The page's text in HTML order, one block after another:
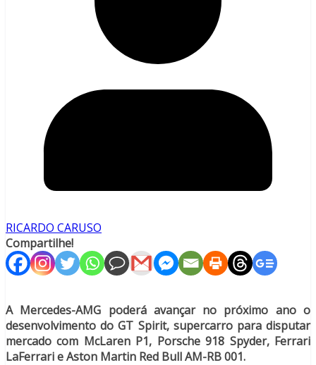
RICARDO CARUSO
Compartilhe!
A Mercedes-AMG poderá avançar no próximo ano o
desenvolvimento do GT Spirit, supercarro para disputar
mercado com McLaren P1, Porsche 918 Spyder, Ferrari
LaFerrari e Aston Martin Red Bull AM-RB 001.